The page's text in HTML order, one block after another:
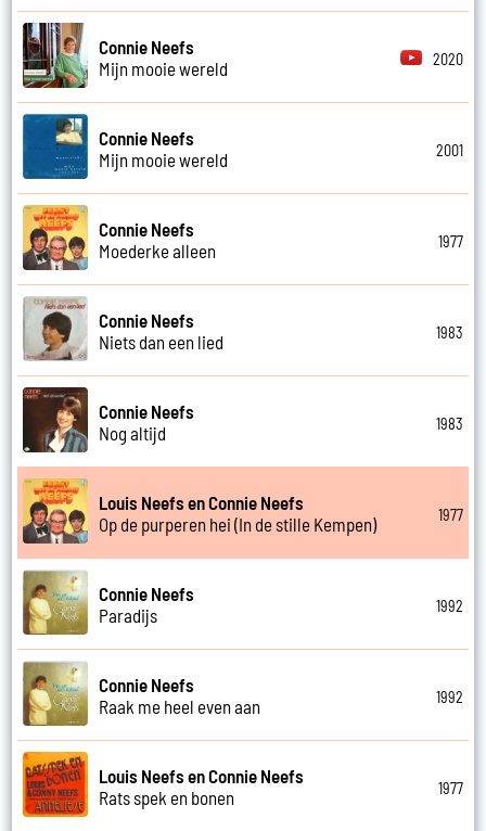
Connie Neefs
Mijn mooie wereld
2020
Connie Neefs
Mijn mooie wereld
2001
Connie Neefs
Moederke alleen
1977
Connie Neefs
Niets dan een lied
1983
Connie Neefs
Nog altijd
1983
Louis Neefs en Connie Neefs
Op de purperen hei (In de stille Kempen)
1977
Connie Neefs
Paradijs
1992
Connie Neefs
Raak me heel even aan
1992
Louis Neefs en Connie Neefs
Rats spek en bonen
1977